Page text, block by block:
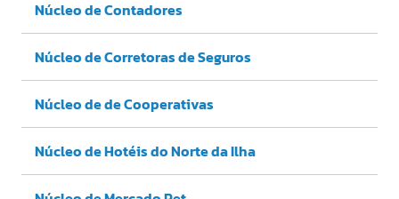
Núcleo de Contadores
Núcleo de Corretoras de Seguros
Núcleo de de Cooperativas
Núcleo de Hotéis do Norte da Ilha